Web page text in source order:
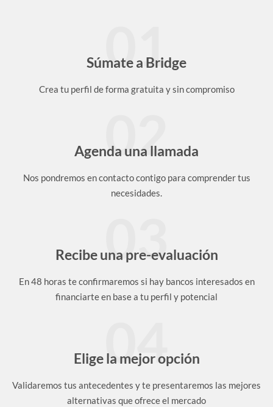
01
Súmate a Bridge
Crea tu perfil de forma gratuita y sin compromiso
02
Agenda una llamada
Nos pondremos en contacto contigo para comprender tus
necesidades.
03
Recibe una pre-evaluación
En 48 horas te confirmaremos si hay bancos interesados en
financiarte en base a tu perfil y potencial
04
Elige la mejor opción
Validaremos tus antecedentes y te presentaremos las mejores
alternativas que ofrece el mercado